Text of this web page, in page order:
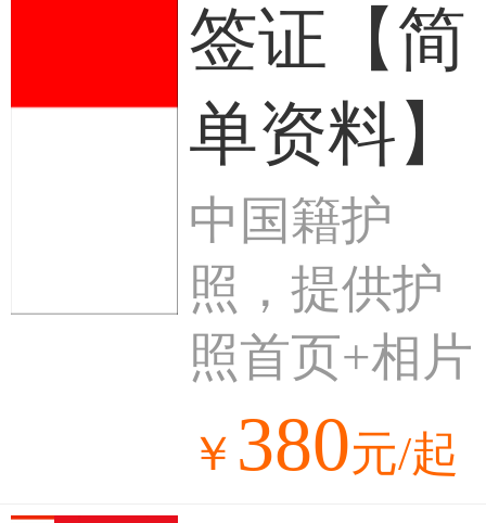
签证【简
单资料】
中国籍护
照，提供护
照首页+相片
￥ 380元/起